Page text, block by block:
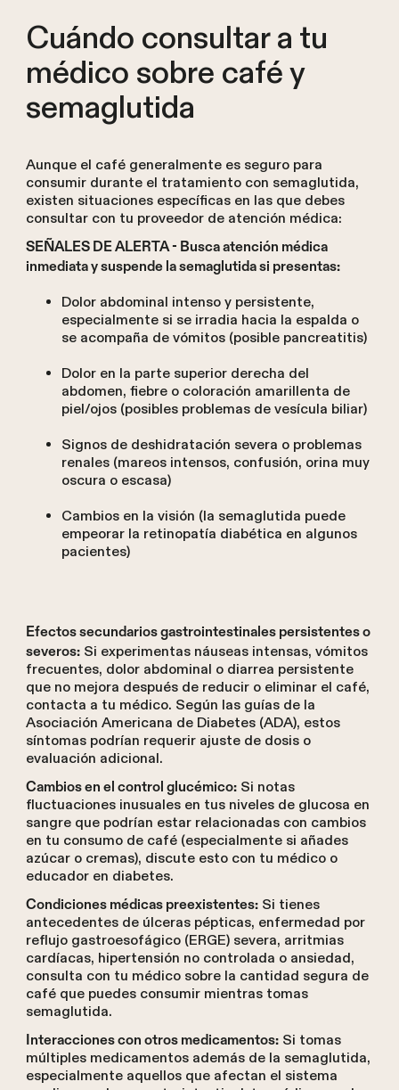
Cuándo consultar a tu
médico sobre café y
semaglutida
Aunque el café generalmente es seguro para
consumir durante el tratamiento con semaglutida,
existen situaciones específicas en las que debes
consultar con tu proveedor de atención médica:
SEÑALES DE ALERTA - Busca atención médica
inmediata y suspende la semaglutida si presentas:
Dolor abdominal intenso y persistente,
especialmente si se irradia hacia la espalda o
se acompaña de vómitos (posible pancreatitis)
Dolor en la parte superior derecha del
abdomen, fiebre o coloración amarillenta de
piel/ojos (posibles problemas de vesícula biliar)
Signos de deshidratación severa o problemas
renales (mareos intensos, confusión, orina muy
oscura o escasa)
Cambios en la visión (la semaglutida puede
empeorar la retinopatía diabética en algunos
pacientes)
Efectos secundarios gastrointestinales persistentes o
severos:Si experimentas náuseas intensas, vómitos
frecuentes, dolor abdominal o diarrea persistente
que no mejora después de reducir o eliminar el café,
contacta a tu médico. Según las guías de la
Asociación Americana de Diabetes (ADA), estos
síntomas podrían requerir ajuste de dosis o
evaluación adicional.
Cambios en el control glucémico:Si notas
fluctuaciones inusuales en tus niveles de glucosa en
sangre que podrían estar relacionadas con cambios
en tu consumo de café (especialmente si añades
azúcar o cremas), discute esto con tu médico o
educador en diabetes.
Condiciones médicas preexistentes:Si tienes
antecedentes de úlceras pépticas, enfermedad por
reflujo gastroesofágico (ERGE) severa, arritmias
cardíacas, hipertensión no controlada o ansiedad,
consulta con tu médico sobre la cantidad segura de
café que puedes consumir mientras tomas
semaglutida.
Interacciones con otros medicamentos:Si tomas
múltiples medicamentos además de la semaglutida,
especialmente aquellos que afectan el sistema